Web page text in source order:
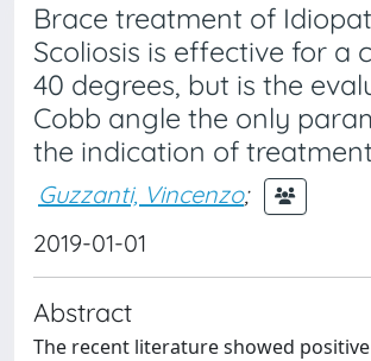
Brace treatment of
Scoliosis is effective for a
40 degrees, but is the
Cobb angle the only
the indication of
Guzzanti, Vincenzo;
2019-01-01
Abstract
The recent literature showed